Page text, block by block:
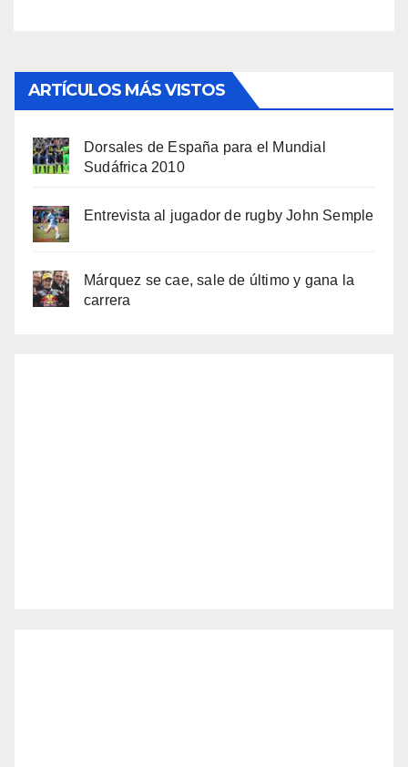
ARTÍCULOS MÁS VISTOS
Dorsales de España para el Mundial
Sudáfrica 2010
Entrevista al jugador de rugby John Semple
Márquez se cae, sale de último y gana la
carrera